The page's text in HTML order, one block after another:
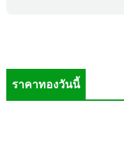
ราคาทองวันนี้